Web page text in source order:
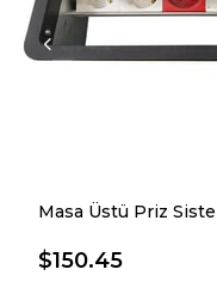
$150.45